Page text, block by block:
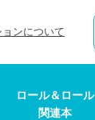
ンについて
ロール＆ロール
関連本